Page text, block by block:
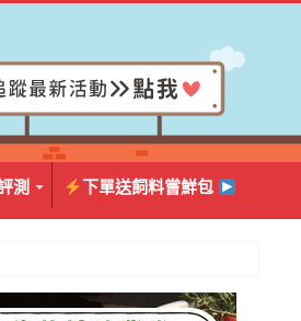
測 下單送飼料嘗鮮包